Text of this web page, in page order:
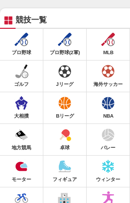
競技一覧
プロ野球 プロ野球(2軍) MLB
ゴルフ Jリーグ 海外サッカー
大相撲 Bリーグ NBA
地方競馬 卓球 バレー
モーター フィギュア ウィンター